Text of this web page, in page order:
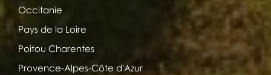
Occitanie
Pays de la Loire
Poitou Charentes
Provence-Alpes-Côte d'Azur